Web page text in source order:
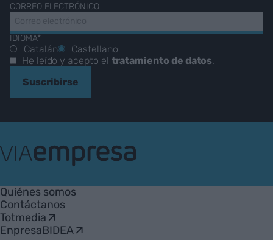
CORREO ELECTRÓNICO
IDIOMA*
Catalán
Castellano
He leído y acepto el tratamiento de datos
Suscribirse
Empresa
Quiénes somos
Contáctanos
Totmedia
EnpresaBIDEA